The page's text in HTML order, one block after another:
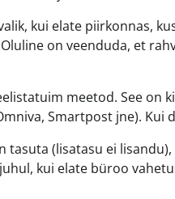
kui elate piirkonnas,
on veenduda, et
meetod. See on
Smartpost jne). Kui
tasuta (lisatasu ei
kui elate büroo